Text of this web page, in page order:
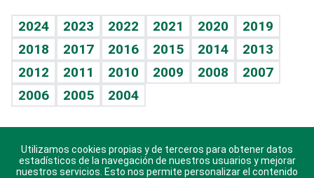
Vida y familia
Eñe
Celebrando la vida
Sin complejos
En pocas palabras
Escuchando al corazón
TBT Deportivo
Guía del dinero
Horóscopos
Crucigramas
2024 2023 2022 2021 2020
2019
2018
2017 2016 2015 2014
2013
2012
2011 2010 2009 2008
2007
2006
2005 2004
Descarga nuestras aplicaciones para Android, iOS y
sistema Huawei.
Utilizamos cookies propias y de terceros para obtener datos
estadísticos de la navegación de nuestros usuarios y mejorar
nuestros servicios. Esto nos permite personalizar el contenido